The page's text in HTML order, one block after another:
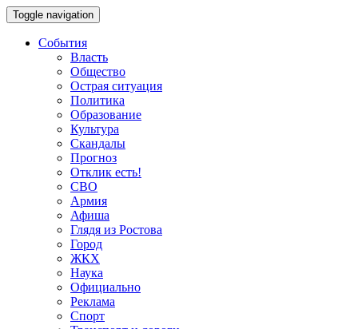
Toggle navigation
События
Власть
Общество
Острая ситуация
Политика
Образование
Культура
Скандалы
Прогноз
Отклик есть!
СВО
Армия
Афиша
Глядя из Ростова
Город
ЖКХ
Наука
Официально
Реклама
Спорт